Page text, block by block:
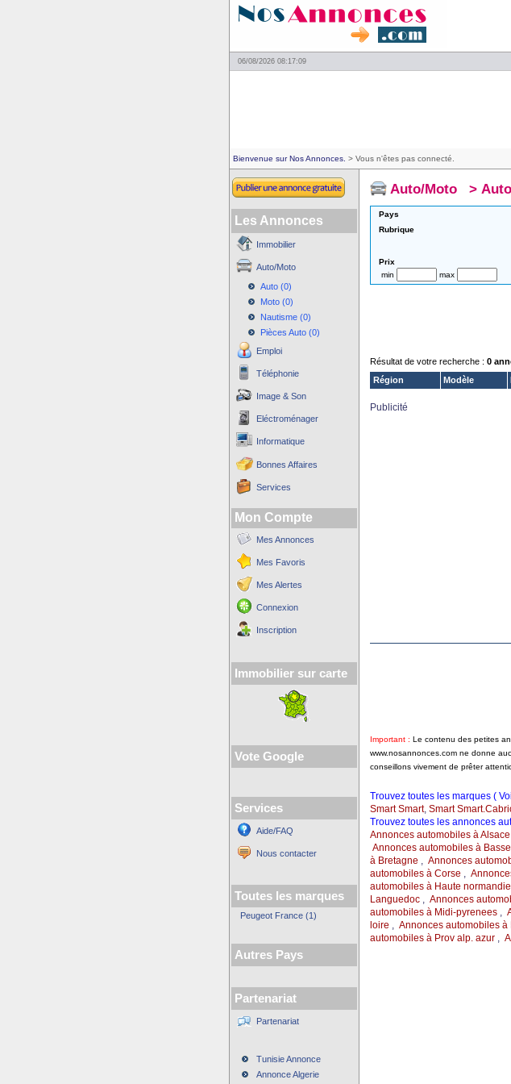
06/08/2026 08:17:09
Bienvenue sur Nos Annonces. > Vous n'êtes pas connecté.
Les Annonces
Immobilier
Auto/Moto
Auto (0)
Moto (0)
Nautisme (0)
Pièces Auto (0)
Emploi
Téléphonie
Image & Son
Eléctroménager
Informatique
Bonnes Affaires
Services
Mon Compte
Mes Annonces
Mes Favoris
Mes Alertes
Connexion
Inscription
Immobilier sur carte
Vote Google
Services
Aide/FAQ
Nous contacter
Toutes les marques
Peugeot France (1)
Autres Pays
Partenariat
Partenariat
Tunisie Annonce
Annonce Algerie
Auto/Moto >
Pays
Rubrique
Prix
min
max
Résultat de votre recherche : 0
Région
Modèle
Publicité
Important : Le contenu des petites
www.nosannonces.com ne donne
conseillons vivement de prêter
Trouvez toutes les marques (
Smart Smart, Smart
Trouvez toutes les annonces
Annonces automobiles à Alsace
Annonces automobiles à
à Bretagne , Annonces
automobiles à Corse ,
automobiles à Haute normandie
Languedoc, Annonces
automobiles à Midi-pyrenees,
loire , Annonces automobiles à
automobiles à Prov alp. azur,